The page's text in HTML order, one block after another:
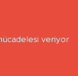
veriyor